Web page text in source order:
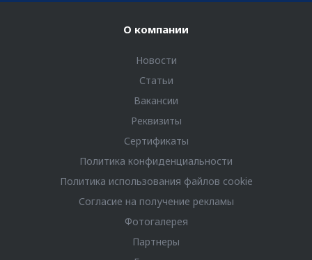
О компании
Новости
Статьи
Вакансии
Реквизиты
Сертификаты
Политика конфиденциальности
Политика использования файлов cookie
Согласие на получение рекламы
Фотогалерея
Партнеры